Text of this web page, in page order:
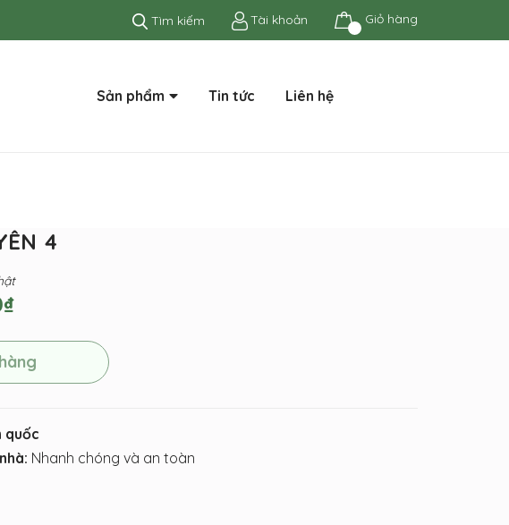
Tìm kiếm Tài khoản Giỏ hàng
Sản phẩm Tin tức Liên hệ
4
quốc
Nhanh chóng và an toàn